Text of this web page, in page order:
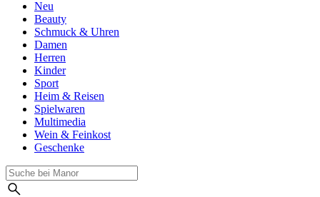
Neu
Beauty
Schmuck & Uhren
Damen
Herren
Kinder
Sport
Heim & Reisen
Spielwaren
Multimedia
Wein & Feinkost
Geschenke